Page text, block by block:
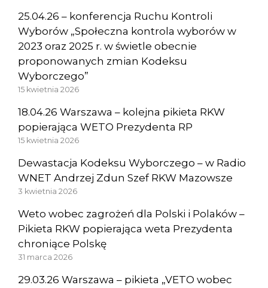
25.04.26 – konferencja Ruchu Kontroli
Wyborów „Społeczna kontrola wyborów w
2023 oraz 2025 r. w świetle obecnie
proponowanych zmian Kodeksu
Wyborczego”
15 kwietnia 2026
18.04.26 Warszawa – kolejna pikieta RKW
popierająca WETO Prezydenta RP
15 kwietnia 2026
Dewastacja Kodeksu Wyborczego – w Radio
WNET Andrzej Zdun Szef RKW Mazowsze
3 kwietnia 2026
Weto wobec zagrożeń dla Polski i Polaków –
Pikieta RKW popierająca weta Prezydenta
chroniące Polskę
31 marca 2026
29.03.26 Warszawa – pikieta „VETO wobec